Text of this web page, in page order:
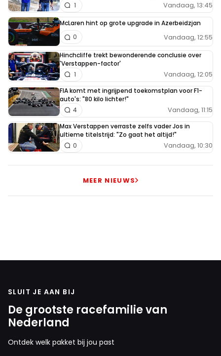
Vandaag, 13:45
1
McLaren hint op grote upgrade in Azerbeidzjan
Vandaag, 12:55
0
Hinchcliffe trekt bewonderende conclusie over
'Verstappen-factor'
Vandaag, 12:05
1
FIA komt met ingrijpend toekomstplan voor F1-
auto's: "80 kilo lichter!"
Vandaag, 11:15
4
Max Verstappen verraste zelfs vader Jos in
ultieme titelstrijd: "Zo gaat het altijd!"
Vandaag, 10:30
0
MEER NIEUWS
SLUIT JE AAN BIJ
De grootste racefamilie van
Nederland
Ontdek welk pakket bij jou past